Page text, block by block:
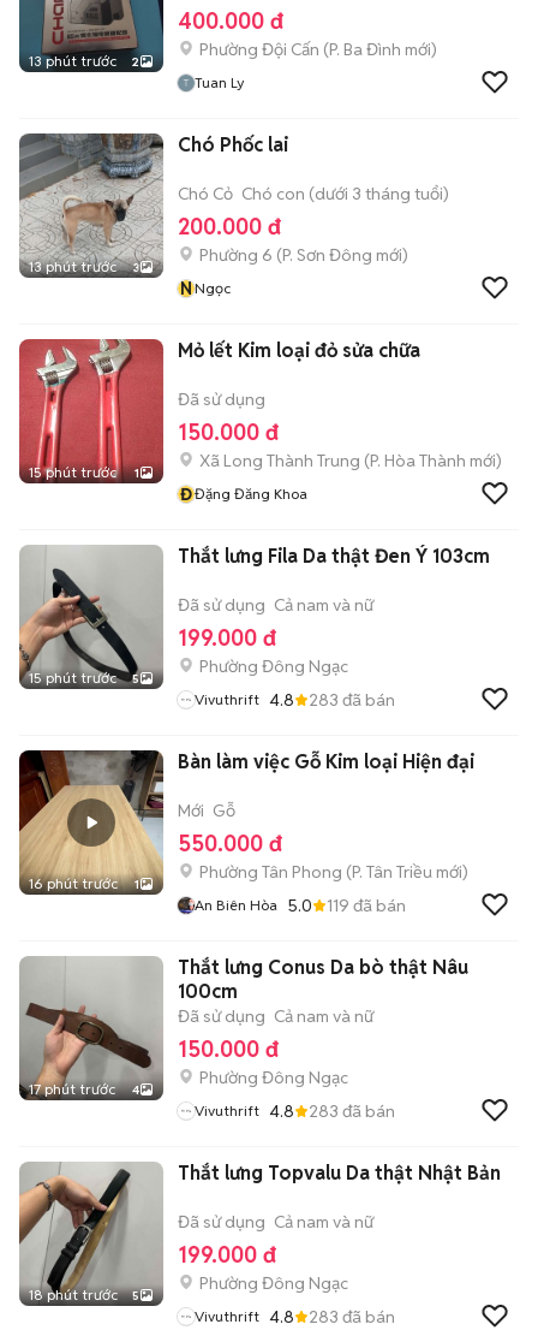
13 phút trước 2
400.000 đ
Phường Đội Cấn (P. Ba Đình mới)
Tuan Ly
13 phút trước 3
Chó Phốc lai
Chó Cỏ Chó con (dưới 3 tháng tuổi)
200.000 đ
Phường 6 (P. Sơn Đông mới)
NNgọc
15 phút trước 1
Mỏ lết Kim loại đỏ sửa chữa
Đã sử dụng
150.000 đ
Xã Long Thành Trung (P. Hòa Thành mới)
ĐĐặng Đăng Khoa
15 phút trước 5
Thắt lưng Fila Da thật Đen Ý 103cm
Đã sử dụng Cả nam và nữ
199.000 đ
Phường Đông Ngạc
Vivuthrift 4.8 283 đã bán
16 phút trước 1
Bàn làm việc Gỗ Kim loại Hiện đại
Mới Gỗ
550.000 đ
Phường Tân Phong (P. Tân Triều mới)
An Biên Hòa 5.0 119 đã bán
17 phút trước 4
Thắt lưng Conus Da bò thật Nâu
100cm
Đã sử dụng Cả nam và nữ
150.000 đ
Phường Đông Ngạc
Vivuthrift 4.8 283 đã bán
18 phút trước 5
Thắt lưng Topvalu Da thật Nhật Bản
Đã sử dụng Cả nam và nữ
199.000 đ
Phường Đông Ngạc
Vivuthrift 4.8 283 đã bán